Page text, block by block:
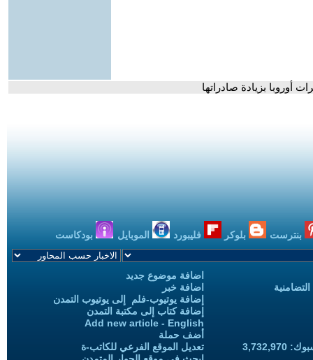
أوروبا بزيادة صادراتها
بنترست بلوكر فليبورد الموبايل بودكاست
اضافة موضوع جديد
اضافة خبر
إضافة يوتيوب-فلم إلى يوتيوب التمدن
إضافة كتاب إلى مكتبة التمدن
Add new article - English
أضف حملة
تعديل الموقع الفرعي للكاتب-ة